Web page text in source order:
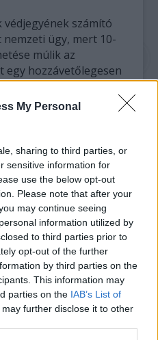
My Personal
sharing to third parties, or
sensitive information for
use the below opt-out
Please note that after your
may continue seeing
information utilized by
to third parties prior to
opt-out of the further
by third parties on the
This information may
parties on the IAB’s List of
may further disclose it to other
számító
nemzeti ügy, mert 10-
múlik az
egy hozzávetőlegesen
iparág is.
rendezvény első
legfontosabb
az aktuális
Habár az elmúlt
érték a magyar
azonban nem
tonnás éves
forint árbevételt
még mindig
a fesztivál